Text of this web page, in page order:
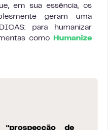
em sua essência, os
geram uma
para humanizar
como
Humanize
“prospecção de